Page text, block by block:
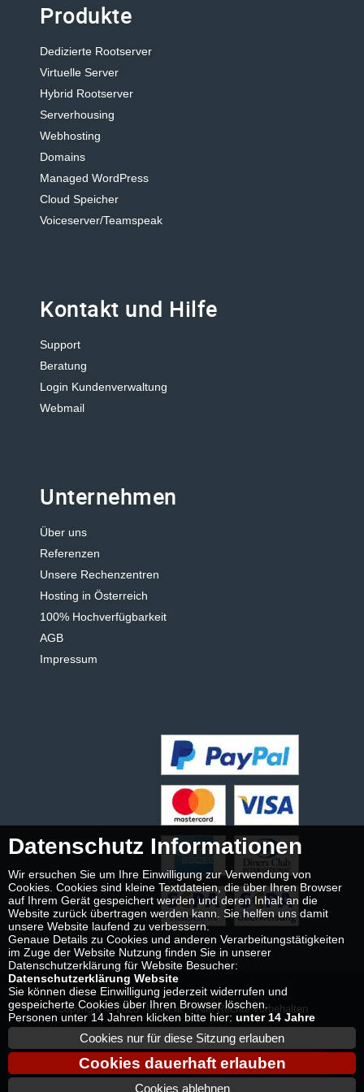
Produkte
Dedizierte Rootserver
Virtuelle Server
Hybrid Rootserver
Serverhousing
Webhosting
Domains
Managed WordPress
Cloud Speicher
Voiceserver/Teamspeak
Kontakt und Hilfe
Support
Beratung
Login Kundenverwaltung
Webmail
Unternehmen
Über uns
Referenzen
Unsere Rechenzentren
Hosting in Österreich
100% Hochverfügbarkeit
AGB
Impressum
Copyright © 2025 IPAX.at - Alle Rechte vorbehalten
Vertrag widerrufen
Datenschutz Informationen
Wir ersuchen Sie um Ihre Einwilligung zur Verwendung von
Cookies. Cookies sind kleine Textdateien, die über Ihren Browser
auf Ihrem Gerät gespeichert werden und deren Inhalt an die
Website zurück übertragen werden kann. Sie helfen uns damit
unsere Website laufend zu verbessern.
Genaue Details zu Cookies und anderen Verarbeitungstätigkeiten
im Zuge der Website Nutzung finden Sie in unserer
Datenschutzerklärung für Website Besucher:
Datenschutzerklärung Website
Sie können diese Einwilligung jederzeit widerrufen und
gespeicherte Cookies über Ihren Browser löschen.
Personen unter 14 Jahren klicken bitte hier: unter 14 Jahre
Cookies nur für diese Sitzung erlauben
Cookies dauerhaft erlauben
Cookies ablehnen